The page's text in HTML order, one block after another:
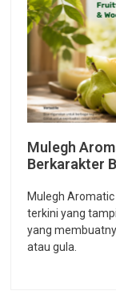
Mulegh
Berkarakter
Mulegh
terkini yang
yang
atau gula.